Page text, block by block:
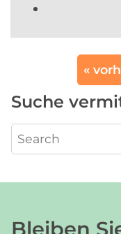
«
Suche
Bleiben